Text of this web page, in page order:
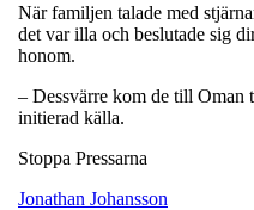
När familjen talade med
det var illa och beslutade sig
honom.
– Dessvärre kom de till Oman
initierad källa.
Stoppa Pressarna
Jonathan Johansson